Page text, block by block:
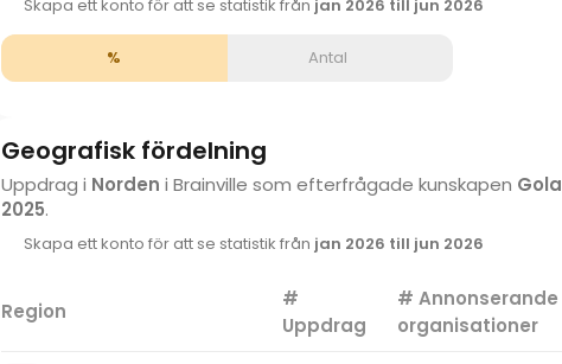
Skapa ett konto för att se statistik från jan 2026 till jun 2026
% Antal
Geografisk fördelning
Uppdrag i Norden i Brainville som efterfrågade kunskapen
2025.
Skapa ett konto för att se statistik från jan 2026 till jun 2026
Region
#
Uppdrag
# Annonserande
organisationer